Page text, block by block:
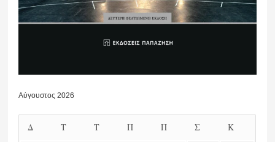
Αύγουστος 2026
Δ Τ Τ Π Π Σ Κ